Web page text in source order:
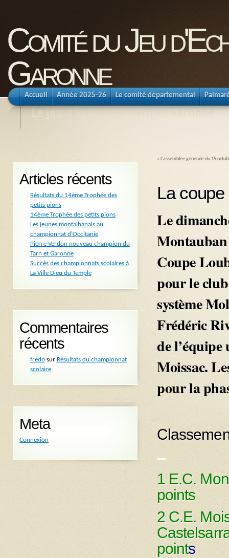
Comité du Jeu
Garonne
Le jeu d'Echecs en Tarn et Garonne
Accueil Année 2025-26 Le comité départemental
« L’assemblée générale du 15
La
Le
Coupe
pour le
système
Frédéric
de
Moissac.
pour la
–
1 E.C.
points
2 C.E.
points
Articles récents
Résultats du 14ème Trophée des
petits pions
14ème Trophée des petits pions
Les jeunes montalbanais au
championnat d’Occitanie
Pierre Verdon nouveau champion du
Tarn et Garonne
Succès des championnats scolaires à
La Ville Dieu du Temple
Commentaires
récents
fredosur Résultats du championnat
scolaire
Meta
Connexion